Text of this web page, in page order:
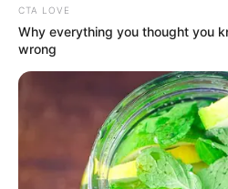
CTA LOVE
Why everything you thought you
wrong